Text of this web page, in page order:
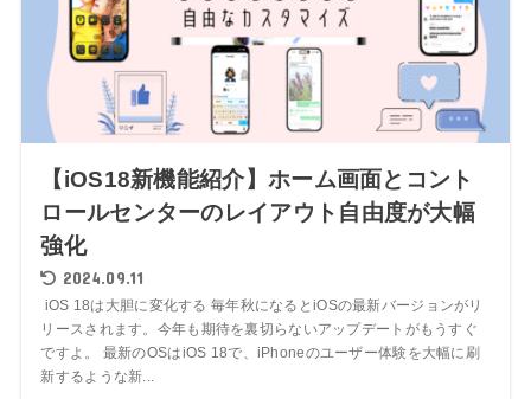
【iOS18新機能紹介】ホーム画面とコント
ロールセンターのレイアウト自由度が大幅
強化
2024.09.11
iOS 18は大胆に変化する 毎年秋になるとiOSの最新バージョンがリ
リースされます。今年も期待を裏切らないアップデートがもうすぐ
ですよ。 最新のOSはiOS 18で、iPhoneのユーザー体験を大幅に刷
新するような新...